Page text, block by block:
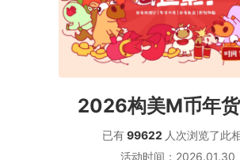
图片直播系统
2026构美M币年
已有 99622 人次浏览了此
活动时间： 2026.01.30